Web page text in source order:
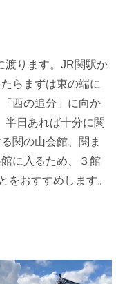
渡ります。JR関駅か
らまずは東の端に
西の追分」に向か
半日あれば十分に関
関の山会館、関ま
に入るため、３館
をおすすめします。